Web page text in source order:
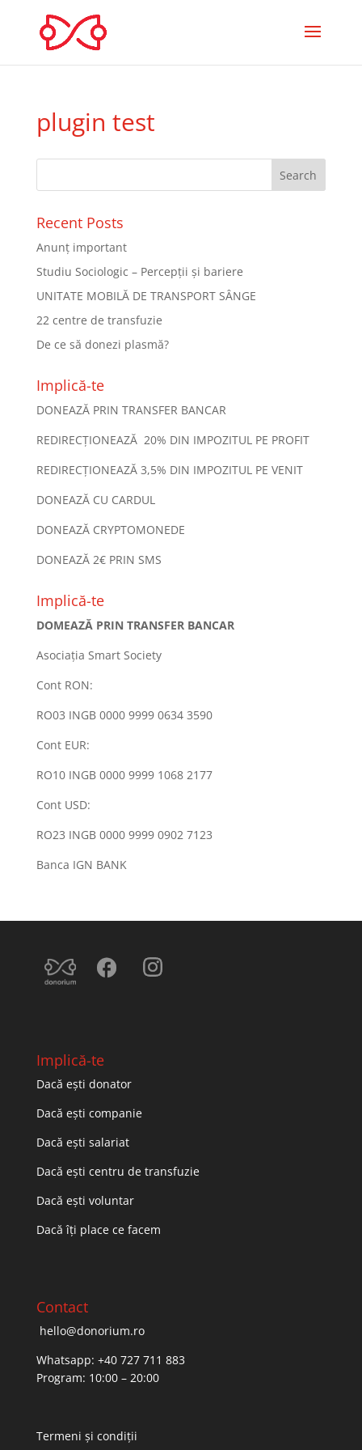
plugin test
Recent Posts
Anunț important
Studiu Sociologic – Percepții și bariere
UNITATE MOBILĂ DE TRANSPORT SÂNGE
22 centre de transfuzie
De ce să donezi plasmă?
Implică-te
DONEAZĂ PRIN TRANSFER BANCAR
REDIRECȚIONEAZĂ 20% DIN IMPOZITUL PE PROFIT
REDIRECȚIONEAZĂ 3,5% DIN IMPOZITUL PE VENIT
DONEAZĂ CU CARDUL
DONEAZĂ CRYPTOMONEDE
DONEAZĂ 2€ PRIN SMS
Implică-te
DOMEAZĂ PRIN TRANSFER BANCAR
Asociația Smart Society
Cont RON:
RO03 INGB 0000 9999 0634 3590
Cont EUR:
RO10 INGB 0000 9999 1068 2177
Cont USD:
RO23 INGB 0000 9999 0902 7123
Banca IGN BANK
Implică-te
Dacă ești donator
Dacă ești companie
Dacă ești salariat
Dacă ești centru de transfuzie
Dacă ești voluntar
Dacă îți place ce facem
Contact
hello@donorium.ro
Whatsapp: +40 727 711 883
Program: 10:00 – 20:00
Termeni și condiții